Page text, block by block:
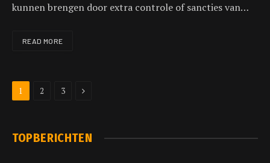
kunnen brengen door extra controle of sancties van…
READ MORE
1 2 3 Next
TOPBERICHTEN